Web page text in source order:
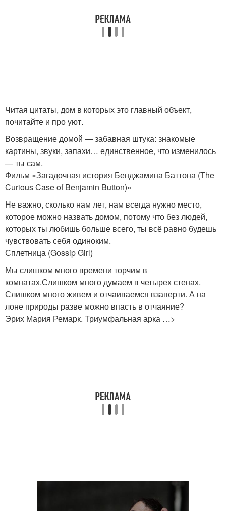
Читая цитаты, дом в которых это главный объект,
почитайте и про уют.
Возвращение домой — забавная штука: знакомые
картины, звуки, запахи… единственное, что изменилось
— ты сам.
Фильм «Загадочная история Бенджамина Баттона (The
Curious Case of Benjamin Button)»
Не важно, сколько нам лет, нам всегда нужно место,
которое можно назвать домом, потому что без людей,
которых ты любишь больше всего, ты всё равно будешь
чувствовать себя одиноким.
Сплетница (Gossip Girl)
Мы слишком много времени торчим в
комнатах.Слишком много думаем в четырех стенах.
Слишком много живем и отчаиваемся взаперти. А на
лоне природы разве можно впасть в отчаяние?
Эрих Мария Ремарк. Триумфальная арка …>